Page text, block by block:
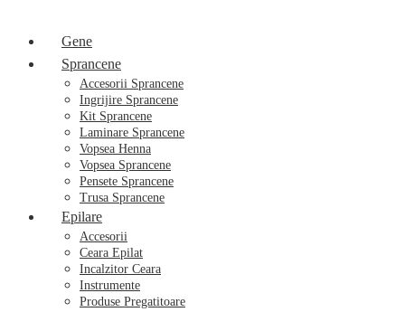
Gene
Sprancene
Accesorii Sprancene
Ingrijire Sprancene
Kit Sprancene
Laminare Sprancene
Vopsea Henna
Vopsea Sprancene
Pensete Sprancene
Trusa Sprancene
Epilare
Accesorii
Ceara Epilat
Incalzitor Ceara
Instrumente
Produse Pregatitoare